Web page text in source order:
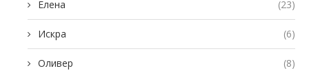
Елена (23)
Искра (6)
Оливер (8)